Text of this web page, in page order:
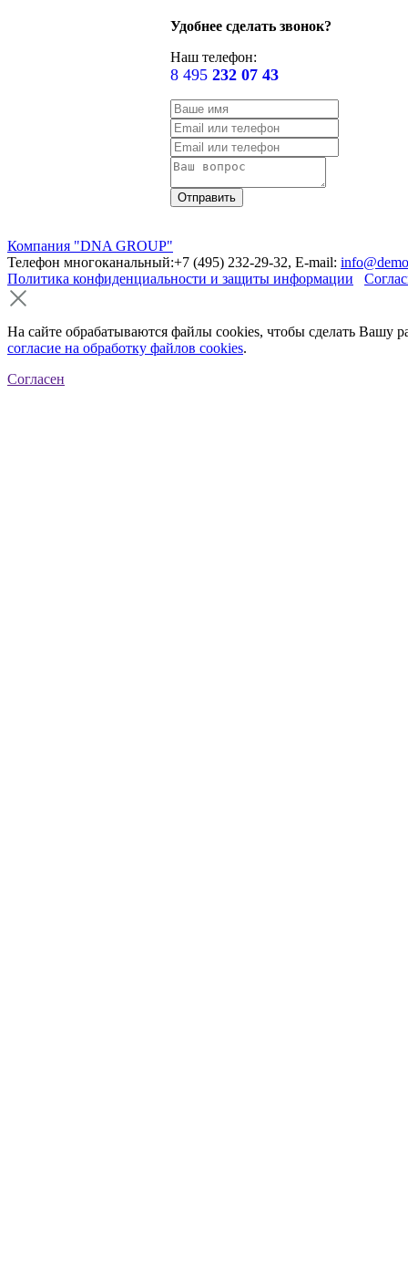
Удобнее сделать звонок?
Наш телефон:
8 495 232 07 43
Компания "DNA GROUP"
Телефон многоканальный:+7 (495) 232-29-32, E-mail:
Политика конфиденциальности и защиты информации
На сайте обрабатываются файлы cookies, чтобы сделать Вашу
согласие на обработку файлов cookies.
Согласен